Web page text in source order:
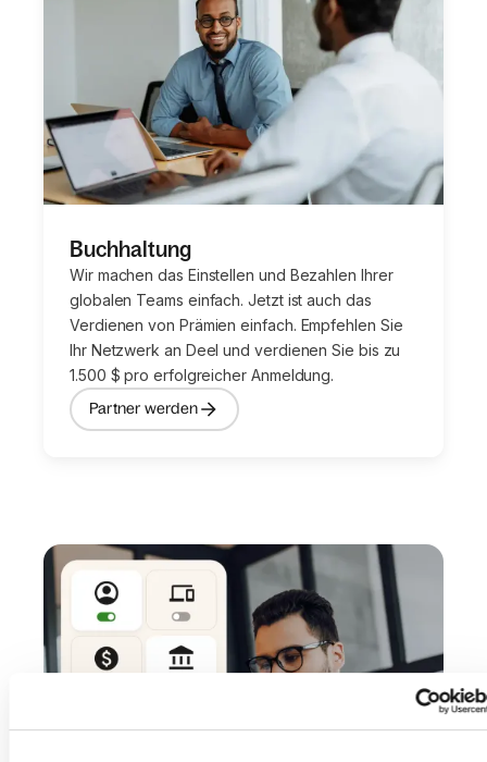
Buchhaltung
Wir machen das Einstellen und Bezahlen Ihrer
globalen Teams einfach. Jetzt ist auch das
Verdienen von Prämien einfach. Empfehlen Sie
Ihr Netzwerk an Deel und verdienen Sie bis zu
1.500 $ pro erfolgreicher Anmeldung.
Partner werden